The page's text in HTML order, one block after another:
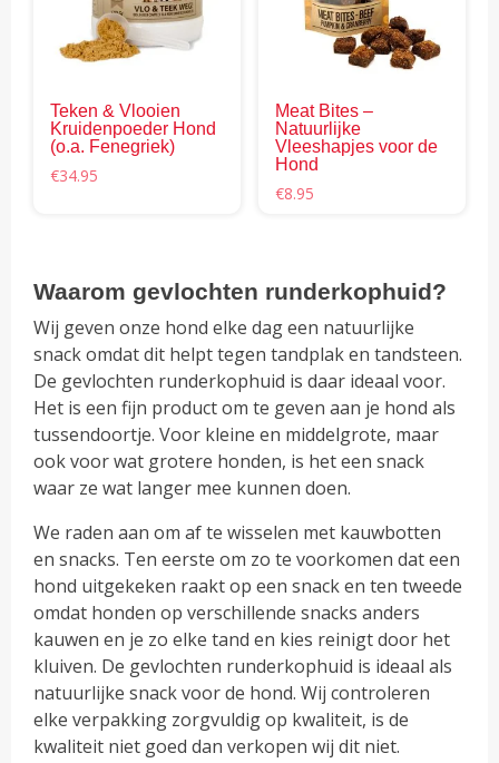
Teken & Vlooien
Kruidenpoeder Hond
(o.a. Fenegriek)
€34.95
Meat Bites –
Natuurlijke
Vleeshapjes voor de
Hond
€8.95
Waarom gevlochten runderkophuid?
Wij geven onze hond elke dag een natuurlijke
snack omdat dit helpt tegen tandplak en tandsteen.
De gevlochten runderkophuid is daar ideaal voor.
Het is een fijn product om te geven aan je hond als
tussendoortje. Voor kleine en middelgrote, maar
ook voor wat grotere honden, is het een snack
waar ze wat langer mee kunnen doen.
We raden aan om af te wisselen met kauwbotten
en snacks. Ten eerste om zo te voorkomen dat een
hond uitgekeken raakt op een snack en ten tweede
omdat honden op verschillende snacks anders
kauwen en je zo elke tand en kies reinigt door het
kluiven. De gevlochten runderkophuid is ideaal als
natuurlijke snack voor de hond. Wij controleren
elke verpakking zorgvuldig op kwaliteit, is de
kwaliteit niet goed dan verkopen wij dit niet.